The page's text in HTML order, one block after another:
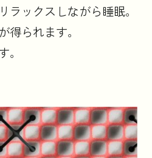
ラックスしながら睡眠。
得られます。